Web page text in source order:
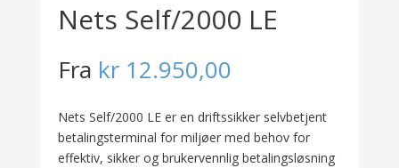
Nets Self/2000 LE
Fra kr12.950,00
Nets Self/2000 LE er en driftssikker selvbetjent
betalingsterminal for miljøer med behov for
effektiv, sikker og brukervennlig betalingsløsning